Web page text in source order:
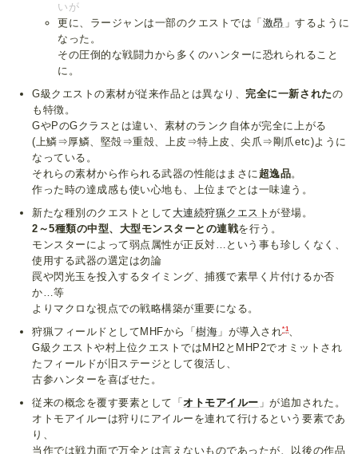
いが
更に、ラージャンは一部のクエストでは「 激昂 」するように
なった。
その圧倒的な戦闘力から多くのハンターに恐れられること
に。
G級クエストの素材が従来作品とは異なり、完全に一新されたの
も特徴。
GやPのGクラスとは違い、素材のランク自体が完全に上がる
(上鱗⇒厚鱗、堅殻⇒重殻、上皮⇒特上皮、尖爪⇒剛爪etc)ように
なっている。
それらの素材から作られる武器の性能はまさに超逸品。
作った時の達成感も使い心地も、上位までとは一味違う。
新たな種別のクエストとして 大連続狩猟クエストが登場。
2～5種類の中型、大型モンスターとの連戦を行う。
モンスターによって弱点属性が正反対…という事も珍しくなく、
使用する武器の選定は勿論
罠や閃光玉を投入するタイミング、捕獲で素早く片付けるか否
か…等
よりマクロな視点での戦略構築が重要になる。
狩猟フィールドとしてMHFから「樹海 」が導入され*1、
G級クエストや村上位クエストではMH2とMHP2でオミットされ
たフィールドが旧ステージとして復活し、
古参ハンターを喜ばせた。
従来の概念を覆す要素として「オトモアイルー 」が追加された。
オトモアイルーは狩りにアイルーを連れて行けるという要素であ
り、
当作では戦力面で万全とは言えないものであったが、以後の作品